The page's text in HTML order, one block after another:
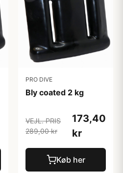
PRO DIVE
Bly coated 2 kg
VEJL. PRIS
289,00 kr
173,40
kr
Køb her